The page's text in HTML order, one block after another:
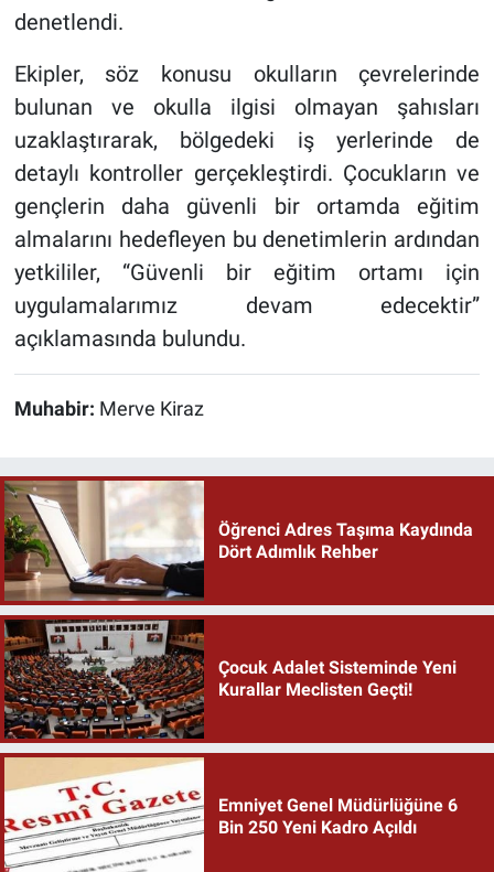
denetlendi.
Ekipler, söz konusu okulların çevrelerinde
bulunan ve okulla ilgisi olmayan şahısları
uzaklaştırarak, bölgedeki iş yerlerinde de
detaylı kontroller gerçekleştirdi. Çocukların ve
gençlerin daha güvenli bir ortamda eğitim
almalarını hedefleyen bu denetimlerin ardından
yetkililer, “Güvenli bir eğitim ortamı için
uygulamalarımız devam edecektir”
açıklamasında bulundu.
Muhabir: Merve Kiraz
Öğrenci Adres Taşıma Kaydında
Dört Adımlık Rehber
Çocuk Adalet Sisteminde Yeni
Kurallar Meclisten Geçti!
Emniyet Genel Müdürlüğüne 6
Bin 250 Yeni Kadro Açıldı